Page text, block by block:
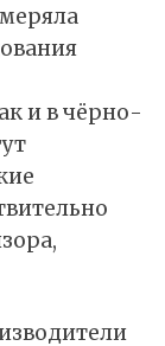
и в чёрно-